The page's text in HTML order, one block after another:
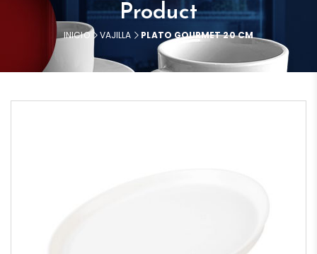
Product
INICIO VAJILLA PLATO GOURMET 20 CM